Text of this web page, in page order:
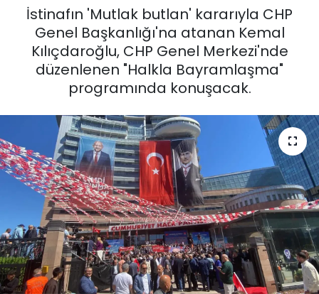
İstinafın 'Mutlak butlan' kararıyla CHP
Genel Başkanlığı'na atanan Kemal
Kılıçdaroğlu, CHP Genel Merkezi'nde
düzenlenen "Halkla Bayramlaşma"
programında konuşacak.
EKONOMİ
English News
GÜNCEL
KÜLTÜR SANAT
MAGAZİN
POLİTİKA
SAĞLIK
Siyaset
Son Dakika Haberleri
Haber Arşivi